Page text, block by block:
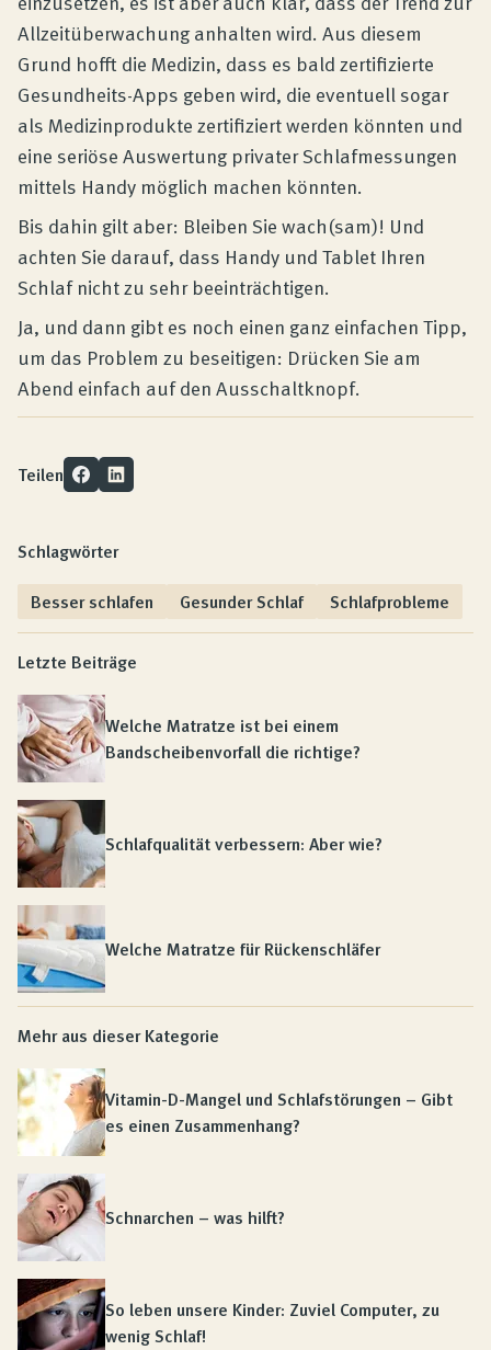
Allzeitüberwachung anhalten wird. Aus diesem
Grund hofft die Medizin, dass es bald zertifizierte
Gesundheits-Apps geben wird, die eventuell sogar
als Medizinprodukte zertifiziert werden könnten und
eine seriöse Auswertung privater Schlafmessungen
mittels Handy möglich machen könnten.
Bis dahin gilt aber: Bleiben Sie wach(sam)! Und
achten Sie darauf, dass Handy und Tablet Ihren
Schlaf nicht zu sehr beeinträchtigen.
Ja, und dann gibt es noch einen ganz einfachen Tipp,
um das Problem zu beseitigen: Drücken Sie am
Abend einfach auf den Ausschaltknopf.
Teilen
Schlagwörter
Besser schlafen
Gesunder Schlaf Schlafprobleme
Letzte Beiträge
Welche Matratze ist bei einem
Bandscheibenvorfall die richtige?
Schlafqualität verbessern: Aber wie?
Welche Matratze für Rückenschläfer
Mehr aus dieser Kategorie
Vitamin-D-Mangel und Schlafstörungen – Gibt
es einen Zusammenhang?
Schnarchen – was hilft?
So leben unsere Kinder: Zuviel Computer, zu
wenig Schlaf!